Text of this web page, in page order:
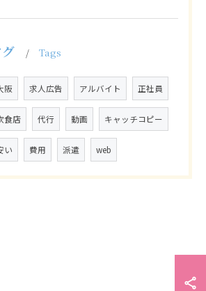
Tags
阪 求人広告 アルバイト 正社員
食店 代行 動画 キャッチコピー
い 費用 派遣 web